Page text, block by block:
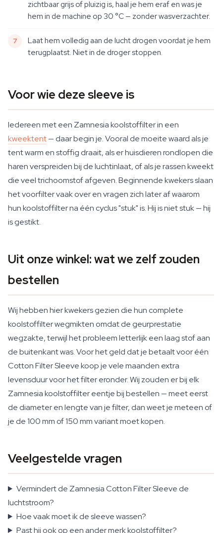
zichtbaar grijs of pluizig is, haal je hem eraf en was je
hem in de machine op 30 °C — zonder wasverzachter.
Laat hem volledig aan de lucht drogen voordat je hem
terugplaatst. Niet in de droger stoppen.
Voor wie deze sleeve is
Iedereen met een Zamnesia koolstoffilter in een
kweektent— daar begin je. Vooral de moeite waard als je
tent warm en stoffig draait, als er huisdieren rondlopen die
haren verspreiden bij de luchtinlaat, of als je rassen kweekt
die veel trichoomstof afgeven. Beginnende kwekers slaan
het voorfilter vaak over en vragen zich later af waarom
hun koolstoffilter na één cyclus "stuk" is. Hij is niet stuk — hij
is gestikt.
Uit onze winkel: wat we zelf zouden
bestellen
Wij hebben hier kwekers gezien die hun complete
koolstoffilter wegmikten omdat de geurprestatie
wegzakte, terwijl het probleem letterlijk een laag stof aan
de buitenkant was. Voor het geld dat je betaalt voor één
Cotton Filter Sleeve koop je vele maanden extra
levensduur voor het filter eronder. Wij zouden er bij elk
Zamnesia koolstoffilter eentje bij bestellen — meet eerst
de diameter en lengte van je filter, dan weet je meteen of
je de 100 mm of 150 mm variant moet kopen.
Veelgestelde vragen
Vermindert de Zamnesia Cotton Filter Sleeve de
luchtstroom?
Hoe vaak moet ik de sleeve wassen?
Past hij ook op een ander merk koolstoffilter?